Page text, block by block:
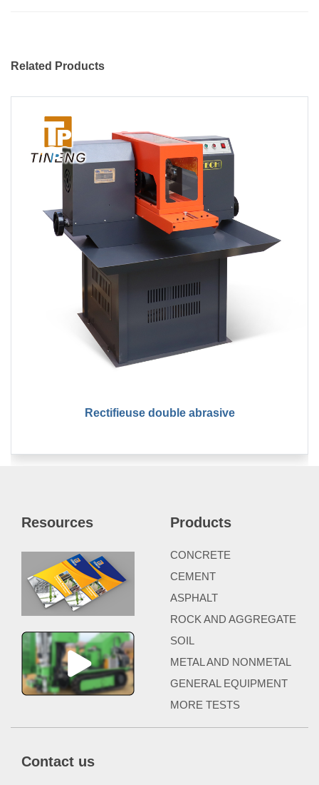
Related Products
Rectifieuse double abrasive
Resources Products
CONCRETE
CEMENT
ASPHALT
ROCK AND AGGREGATE
SOIL
METAL AND NONMETAL
GENERAL EQUIPMENT
MORE TESTS
Contact us